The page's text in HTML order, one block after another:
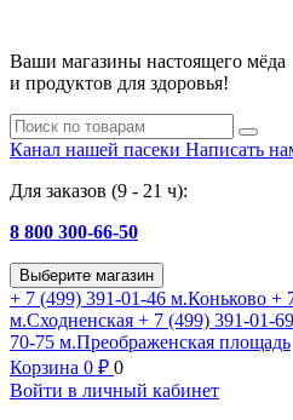
Ваши магазины настоящего мёда
и продуктов для здоровья!
Канал нашей пасеки Написать
Для заказов (9 - 21 ч):
8 800 300-66-50
Выберите магазин
+ 7 (499) 391-01-46 м.Коньково +
м.Сходненская + 7 (499) 391-01-69
70-75 м.Преображенская площадь
Корзина 0 ₽ 0
Войти в личный кабинет